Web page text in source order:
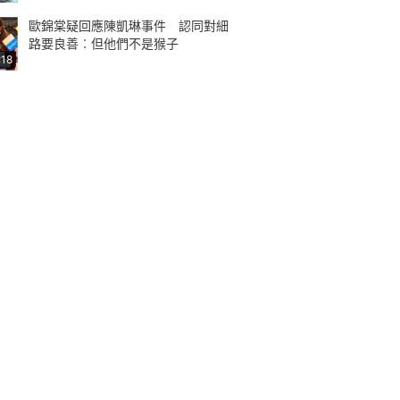
歐錦棠疑回應陳凱琳事件 認同對細
路要良善︰但他們不是猴子